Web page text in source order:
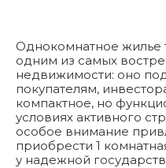
Однокомнатное жилье
одним из самых
недвижимости: оно
покупателям,
компактное, но
условиях активного
особое внимание
приобрести 1
у надежной